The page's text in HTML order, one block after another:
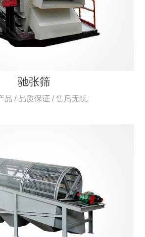
驰张筛
品 / 品质保证 / 售后无忧